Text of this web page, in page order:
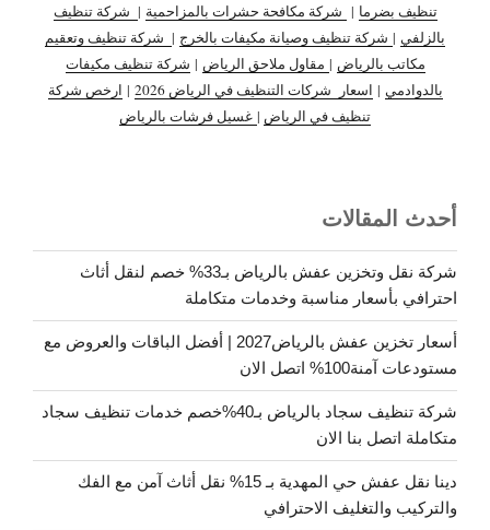
تنظيف بضرما | شركة مكافحة حشرات بالمزاحمية | شركة تنظيف
بالزلفي | شركة تنظيف وصيانة مكيفات بالخرج | شركة تنظيف وتعقيم
مكاتب بالرياض | مقاول ملاحق الرياض | شركة تنظيف مكيفات
بالدوادمي | اسعار شركات التنظيف في الرياض 2026 | ارخص شركة
تنظيف في الرياض | غسيل فرشات بالرياض
أحدث المقالات
شركة نقل وتخزين عفش بالرياض بـ33% خصم لنقل أثاث
احترافي بأسعار مناسبة وخدمات متكاملة
أسعار تخزين عفش بالرياض2027 | أفضل الباقات والعروض مع
مستودعات آمنة100% اتصل الان
شركة تنظيف سجاد بالرياض بـ40%خصم خدمات تنظيف سجاد
متكاملة اتصل بنا الان
دينا نقل عفش حي المهدية بـ 15% نقل أثاث آمن مع الفك
والتركيب والتغليف الاحترافي